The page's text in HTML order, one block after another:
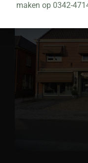
maken op 0342-